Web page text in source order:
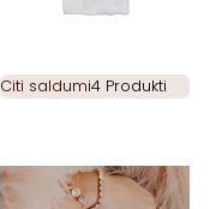
Citi saldumi4 Produkti